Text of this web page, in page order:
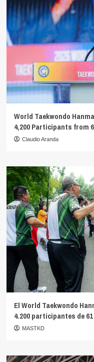
World Taekwondo
4,200 Participants from
Claudio Aranda
El World Taekwondo
4.200 participantes de
MASTKD